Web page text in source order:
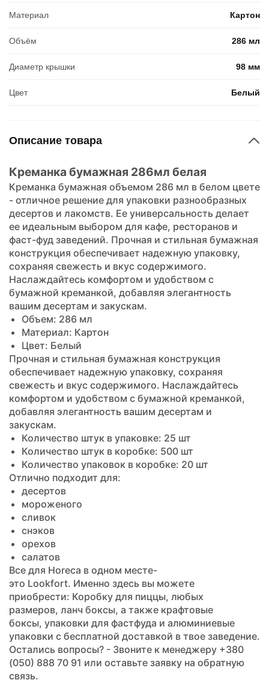
Материал Картон
Объём 286 мл
Диаметр крышки 98 мм
Цвет Белый
Описание товара
Креманка бумажная 286мл белая
Креманка бумажная объемом 286 мл в белом цвете
- отличное решение для упаковки разнообразных
десертов и лакомств. Ее универсальность делает
ее идеальным выбором для кафе, ресторанов и
фаст-фуд заведений. Прочная и стильная бумажная
конструкция обеспечивает надежную упаковку,
сохраняя свежесть и вкус содержимого.
Наслаждайтесь комфортом и удобством с
бумажной креманкой, добавляя элегантность
вашим десертам и закускам.
Объем: 286 мл
Материал: Картон
Цвет: Белый
Прочная и стильная бумажная конструкция
обеспечивает надежную упаковку, сохраняя
свежесть и вкус содержимого. Наслаждайтесь
комфортом и удобством с бумажной креманкой,
добавляя элегантность вашим десертам и
закускам.
Количество штук в упаковке: 25 шт
Количество штук в коробке: 500 шт
Количество упаковок в коробке: 20 шт
Отлично подходит для:
десертов
мороженого
сливок
снэков
орехов
салатов
Все для Horeca в одном месте-
это Lookfort. Именно здесь вы можете
приобрести: Коробку для пиццы, любых
размеров, ланч боксы, а также крафтовые
боксы, упаковки для фастфуда и алюминиевые
упаковки с бесплатной доставкой в твое заведение.
Остались вопросы? - Звоните к менеджеру +380
(050) 888 70 91 или оставьте заявку на обратную
связь.